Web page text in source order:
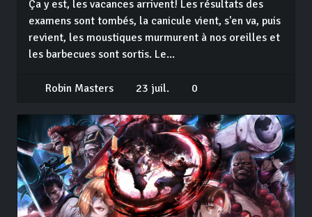
Ça y est, les vacances arrivent! Les résultats des
examens sont tombés, la canicule vient, s'en va, puis
revient, les moustiques murmurent à nos oreilles et
les barbecues sont sortis. Le...
Robin Masters 23 juil. 0